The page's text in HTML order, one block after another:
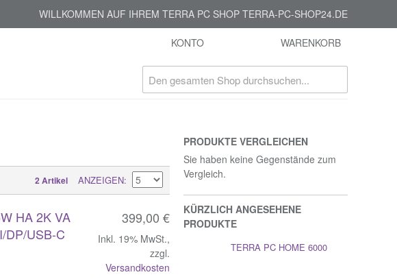
WILLKOMMEN AUF IHREM TERRA PC SHOP TERRA-PC-SHOP24.DE
KONTO WARENKORB
2 Artikel ANZEIGEN
HA 2K VA
DP/USB-C
399,00 €
Inkl. 19% MwSt.,
zzgl.
Versandkosten
PRODUKTE VERGLEICHEN
Sie haben keine Gegenstände zum
Vergleich.
KÜRZLICH ANGESEHENE
PRODUKTE
TERRA PC HOME 6000